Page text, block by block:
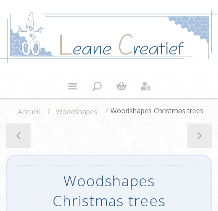
Accueil / Woodshapes / Woodshapes Christmas trees
Woodshapes
Christmas trees